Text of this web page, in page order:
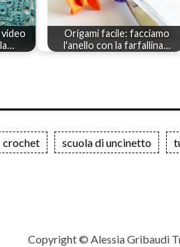
Origami facile: facciamo
l'anello con la farfallina…
crochet scuola di uncinetto
Copyright © Alessia Gribaudi